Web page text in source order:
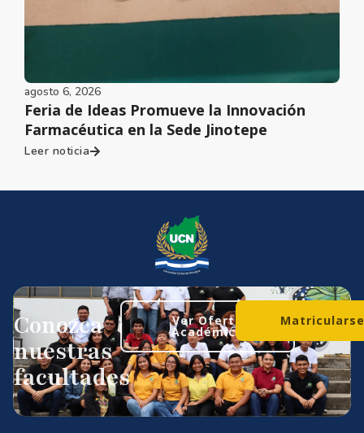
agosto 6, 2026
Feria de Ideas Promueve la Innovación
Farmacéutica en la Sede Jinotepe
Leer noticia
Conozca
nuestras
facultades
Ver Oferta
Académica